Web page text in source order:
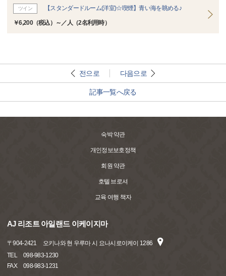
ツイン 【スタンダードルーム(洋室)☆喫煙】青い海を眺める♪
￥6,200（税込）～／人（2名利用時）
전으로 다음으로
記事一覧へ戻る
숙박 약관
개인정보보호정책
회원 약관
호텔 브로셔
교육 여행 책자
AJ 리조트 아일랜드 이케이지마
〒904-2421
오키나와 현 우루마 시 요나시로이케이 1286
TEL
098-983-1230
FAX
098-983-1231